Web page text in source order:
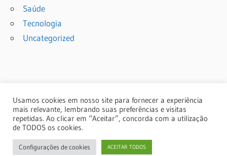
Saúde
Tecnologia
Uncategorized
Usamos cookies em nosso site para fornecer a experiência
mais relevante, lembrando suas preferências e visitas
repetidas. Ao clicar em “Aceitar”, concorda com a utilização
de TODOS os cookies.
Configurações de cookies ACEITAR TODOS